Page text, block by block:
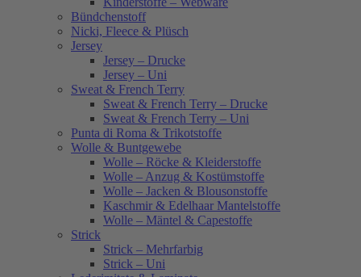
Bündchenstoff
Nicki, Fleece & Plüsch
Jersey
Jersey – Drucke
Jersey – Uni
Sweat & French Terry
Sweat & French Terry – Drucke
Sweat & French Terry – Uni
Punta di Roma & Trikotstoffe
Wolle & Buntgewebe
Wolle – Röcke & Kleiderstoffe
Wolle – Anzug & Kostümstoffe
Wolle – Jacken & Blousonstoffe
Kaschmir & Edelhaar Mantelstoffe
Wolle – Mäntel & Capestoffe
Strick
Strick – Mehrfarbig
Strick – Uni